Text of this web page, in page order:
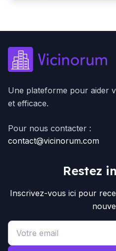
Une plateforme pour aider
et efficace.
Pour nous contacter :
contact@vicinorum.com
Restez
Inscrivez-vous ici pour
Email address